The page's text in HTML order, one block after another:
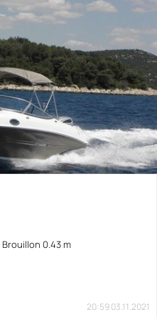
Brouillon 0.43 m
20:59 03.11.2021